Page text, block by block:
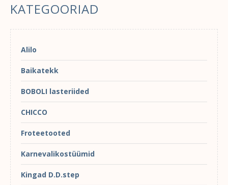
KATEGOORIAD
Alilo
Baikatekk
BOBOLI lasteriided
CHICCO
Froteetooted
Karnevalikostüümid
Kingad D.D.step